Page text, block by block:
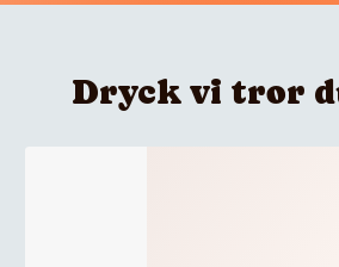
Dryck vi tror